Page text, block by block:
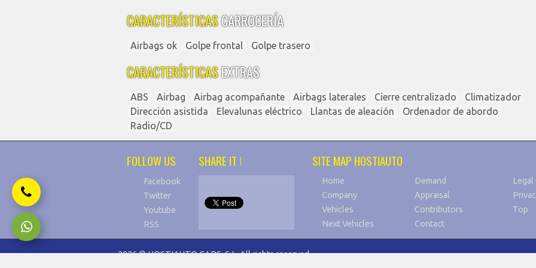
CARACTERÍSTICASCARROCERÍA
Airbags ok Golpe frontal Golpe trasero
CARACTERÍSTICASEXTRAS
ABS Airbag Airbag acompañante Airbags laterales Cierre centralizado
Climatizador
Dirección asistida
Elevalunas eléctrico Llantas de aleación
Ordenador de abordo
Radio/CD
FOLLOW US
Facebook
Twitter
Youtube
RSS
SHARE IT ! SITE MAP HOSTIAUTO
Home
Company
Vehicles
Next Vehicles
Demand
Appraisal
Contributors
Contact
Top
2026 © HOSTIAUTO CARS, S.L. All rights reserved.